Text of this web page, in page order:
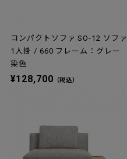
コンパクトソファ SO-12 ソファ
1人掛 / 660 フレーム：グレー
染色
¥128,700 （税込）